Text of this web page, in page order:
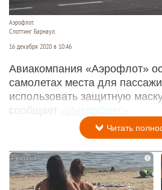
Аэрофлот.
Споттинг Барнаул.
16 декабря 2020 в 10:46
Авиакомпания «Аэрофлот»
самолетах места для
использовать защитную
сообщает
«Интерфакс»
Читать
i